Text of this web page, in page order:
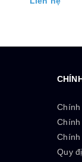
Chính
Chính
Chính
Quy